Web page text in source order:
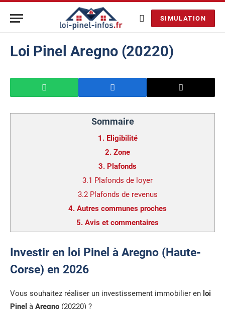
SIMULATION
Loi Pinel Aregno (20220)
Sommaire
1. Eligibilité
2. Zone
3. Plafonds
3.1 Plafonds de loyer
3.2 Plafonds de revenus
4. Autres communes proches
5. Avis et commentaires
Investir en loi Pinel à Aregno (Haute-
Corse) en 2026
Vous souhaitez réaliser un investissement immobilier en loi
Pinel à Aregno (20220) ?